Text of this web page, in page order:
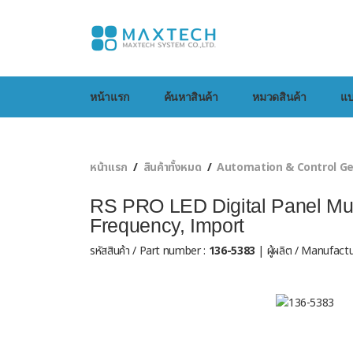
หน้าแรก ค้นหาสินค้า หมวดสินค้า แ
หน้าแรก สินค้าทั้งหมด Automation & Control
RS PRO LED Digital Panel
Frequency, Import
รหัสสินค้า / Part number : 136-5383 | ผู้ผลิต /